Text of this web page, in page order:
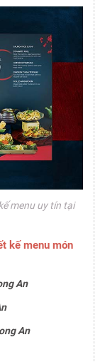
menu uy tín tại
kế menu món
An
An